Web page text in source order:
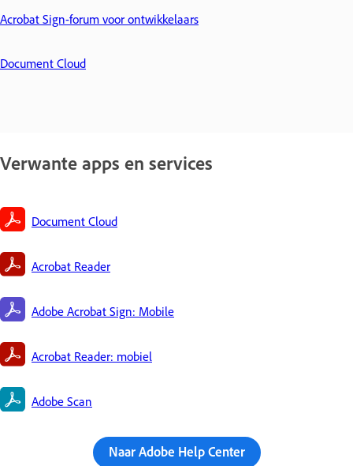
Acrobat Sign-forum voor ontwikkelaars
Document Cloud
Verwante apps en services
Document Cloud
Acrobat Reader
Adobe Acrobat Sign: Mobile
Acrobat Reader: mobiel
Adobe Scan
Naar Adobe Help Center